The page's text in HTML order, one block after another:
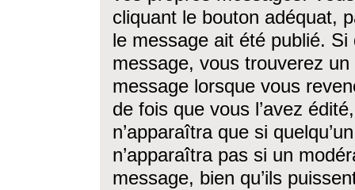
cliquant le bouton adéquat,
le message ait été publié. Si
message, vous trouverez
message lorsque vous
de fois que vous l’avez
n’apparaîtra que si
n’apparaîtra pas si un
message, bien qu’ils